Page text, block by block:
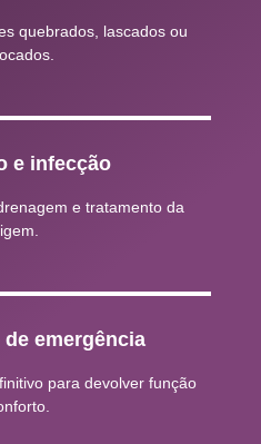
quebrados, lascados ou
e infecção
e tratamento da
emergência
para devolver função